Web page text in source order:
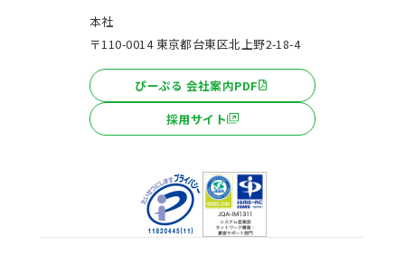
本社
〒110-0014 東京都台東区北上野2-18-4
ぴーぷる 会社案内PDF
採用サイト